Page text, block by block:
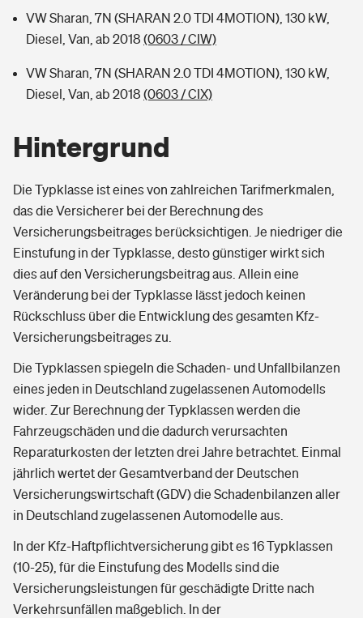
VW Sharan, 7N (SHARAN 2.0 TDI 4MOTION), 130 kW,
Diesel, Van, ab 2018 (0603 / CIW)
VW Sharan, 7N (SHARAN 2.0 TDI 4MOTION), 130 kW,
Diesel, Van, ab 2018 (0603 / CIX)
Hintergrund
Die Typklasse ist eines von zahlreichen Tarifmerkmalen,
das die Versicherer bei der Berechnung des
Versicherungsbeitrages berücksichtigen. Je niedriger die
Einstufung in der Typklasse, desto günstiger wirkt sich
dies auf den Versicherungsbeitrag aus. Allein eine
Veränderung bei der Typklasse lässt jedoch keinen
Rückschluss über die Entwicklung des gesamten Kfz-
Versicherungsbeitrages zu.
Die Typklassen spiegeln die Schaden- und Unfallbilanzen
eines jeden in Deutschland zugelassenen Automodells
wider. Zur Berechnung der Typklassen werden die
Fahrzeugschäden und die dadurch verursachten
Reparaturkosten der letzten drei Jahre betrachtet. Einmal
jährlich wertet der Gesamtverband der Deutschen
Versicherungswirtschaft (GDV) die Schadenbilanzen aller
in Deutschland zugelassenen Automodelle aus.
In der Kfz-Haftpflichtversicherung gibt es 16 Typklassen
(10-25), für die Einstufung des Modells sind die
Versicherungsleistungen für geschädigte Dritte nach
Verkehrsunfällen maßgeblich. In der